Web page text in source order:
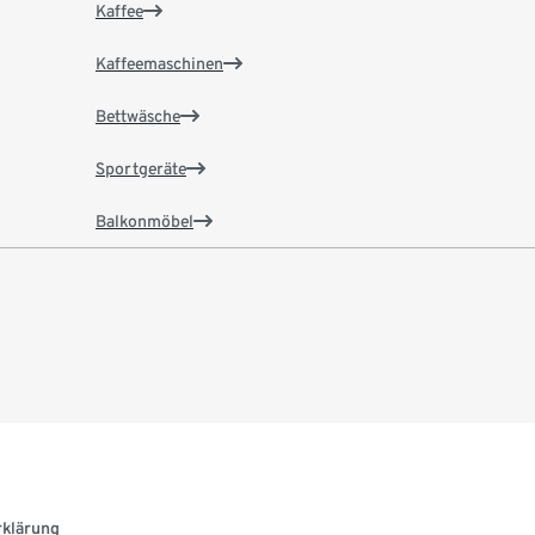
Kaffee
Kaffeemaschinen
Bettwäsche
Sportgeräte
Balkonmöbel